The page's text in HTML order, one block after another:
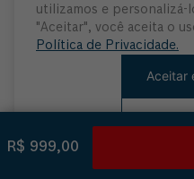
utilizamos e personalizá-
"Aceitar", você aceita o
Política de Privacidade.
Aceitar
R$ 999,00
Minha